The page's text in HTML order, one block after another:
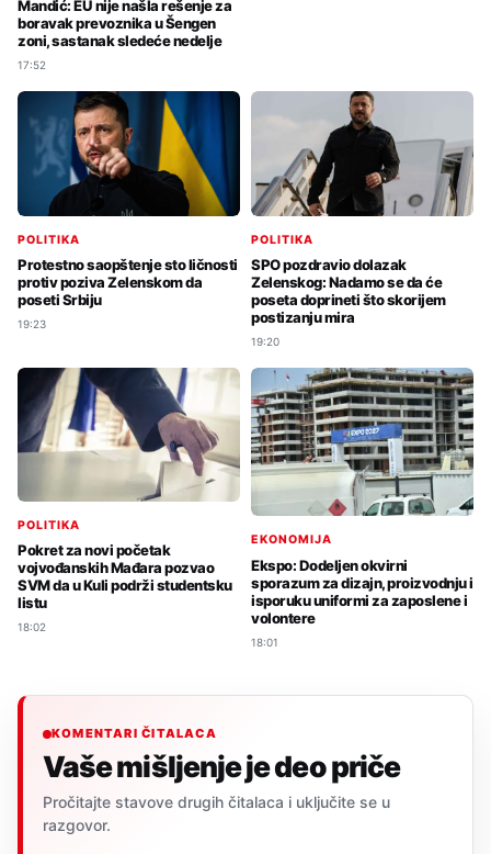
Mandić: EU nije našla rešenje za
boravak prevoznika u Šengen
zoni, sastanak sledeće nedelje
17:52
POLITIKA
Protestno saopštenje sto ličnosti
protiv poziva Zelenskom da
poseti Srbiju
19:23
POLITIKA
SPO pozdravio dolazak
Zelenskog: Nadamo se da će
poseta doprineti što skorijem
postizanju mira
19:20
POLITIKA
Pokret za novi početak
vojvođanskih Mađara pozvao
SVM da u Kuli podrži studentsku
listu
18:02
EKONOMIJA
Ekspo: Dodeljen okvirni
sporazum za dizajn, proizvodnju i
isporuku uniformi za zaposlene i
volontere
18:01
KOMENTARI ČITALACA
Vaše mišljenje je deo priče
Pročitajte stavove drugih čitalaca i uključite se u
razgovor.